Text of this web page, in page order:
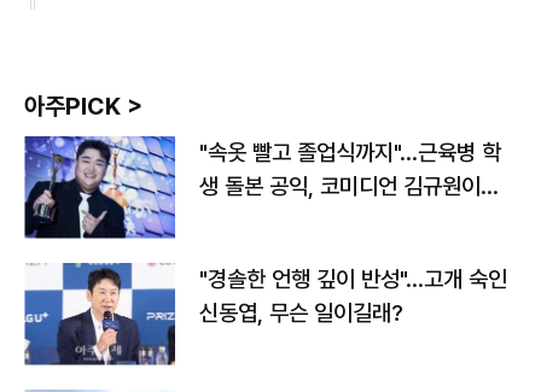
아주PICK >
"속옷 빨고 졸업식까지"…근육병 학
생 돌본 공익, 코미디언 김규원이었
"경솔한 언행 깊이 반성"…고개 숙인
신동엽, 무슨 일이길래?